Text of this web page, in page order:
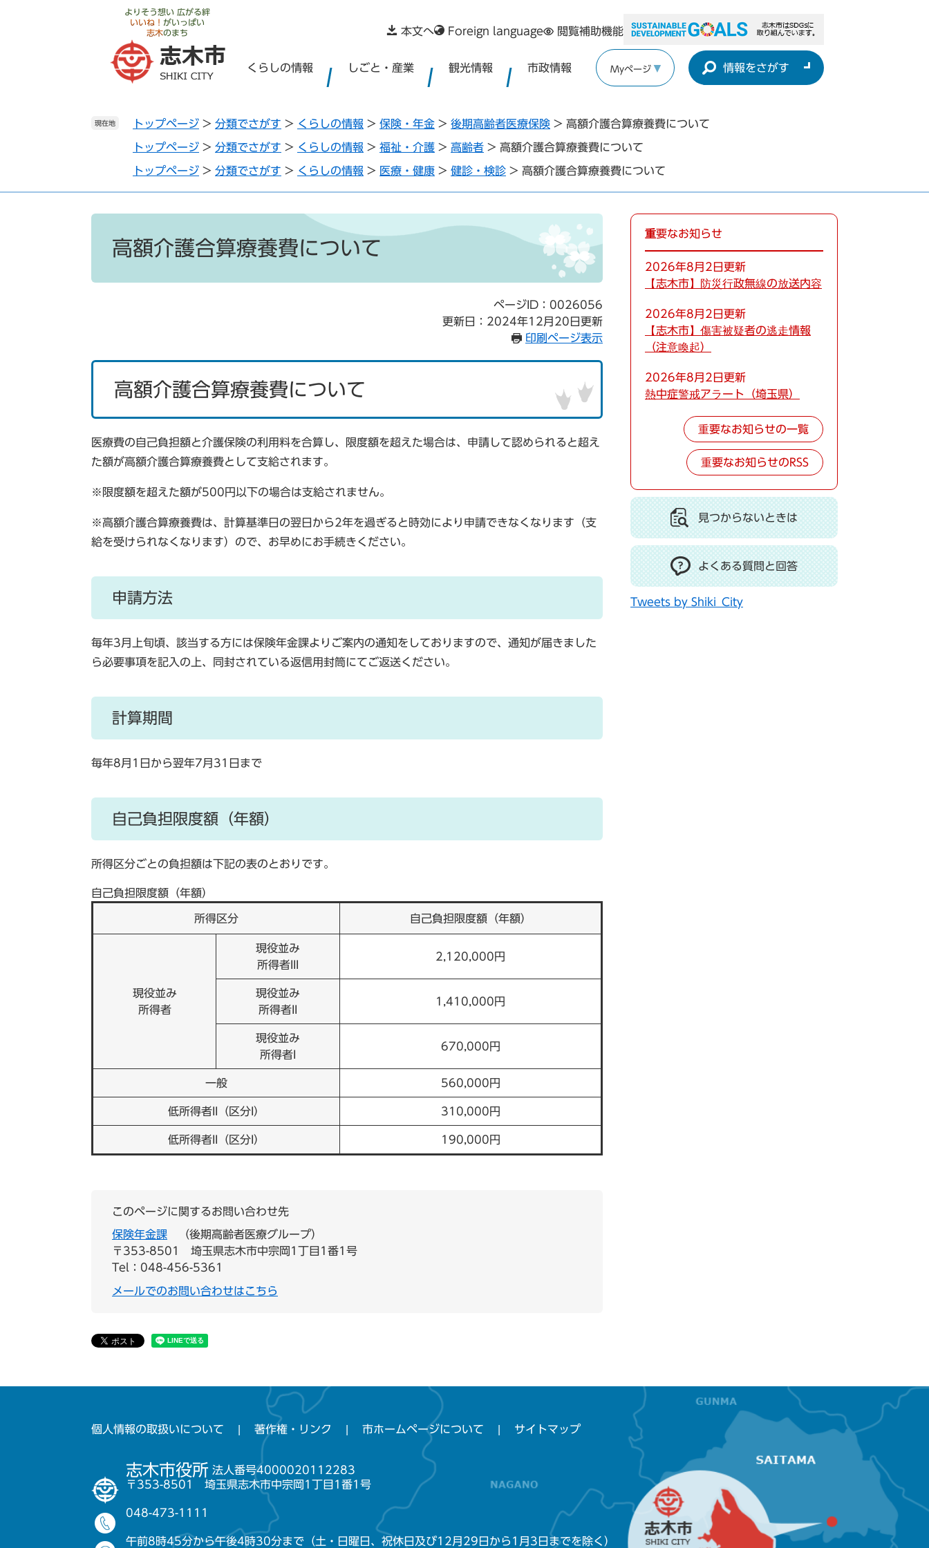
へ
よりそう想い 広がる絆
いいね！ がいっぱい
志木のまち 本文へ Foreign language 閲覧補助機能
くらしの情報 しごと・産業 観光情報 市政情報 Myページ 情報をさがす
現在地 トップページ > 分類でさがす > くらしの情報 > 保険・年金 > 後期高齢者医療保険 > 高額介護合算療養費について
トップページ > 分類でさがす > くらしの情報 > 福祉・介護 > 高齢者 > 高額介護合算療養費について
トップページ > 分類でさがす > くらしの情報 > 医療・健康 > 健診・検診 > 高額介護合算療養費について
高額介護合算療養費について
ページID：0026056
更新日：2024年12月20日更新
印刷ページ表示
高額介護合算療養費について
医療費の自己負担額と介護保険の利用料を合算し、限度額を超えた場合は、申請して認められると超え
た額が高額介護合算療養費として支給されます。
※限度額を超えた額が500円以下の場合は支給されません。
※高額介護合算療養費は、計算基準日の翌日から2年を過ぎると時効により申請できなくなります（支
給を受けられなくなります）ので、お早めにお手続きください。
申請方法
毎年3月上旬頃、該当する方には保険年金課よりご案内の通知をしておりますので、通知が届きました
ら必要事項を記入の上、同封されている返信用封筒にてご返送ください。
計算期間
毎年8月1日から翌年7月31日まで
自己負担限度額（年額）
所得区分ごとの負担額は下記の表のとおりです。
自己負担限度額（年額）
所得区分 自己負担限度額（年額）
現役並み
所得者
現役並み
所得者III
2,120,000円
現役並み
所得者II
1,410,000円
現役並み
所得者I
670,000円
一般 560,000円
低所得者II（区分I） 310,000円
低所得者II（区分I） 190,000円
このページに関するお問い合わせ先
保険年金課
後期高齢者医療グループ
〒353-8501
埼玉県志木市中宗岡1丁目1番1号
Tel：048-456-5361
メールでのお問い合わせはこちら
重要なお知らせ
2026年8月2日更新
【志木市】防災行政無線の放送内容
2026年8月2日更新
【志木市】傷害被疑者の逃走情報
（注意喚起）
2026年8月2日更新
熱中症警戒アラート（埼玉県）
重要なお知らせの一覧
重要なお知らせのRSS
見つからないときは
よくある質問と回答
Tweets by Shiki_City
個人情報の取扱いについて 著作権・リンク 市ホームページについて サイトマップ
志木市役所 法人番号4000020112283
〒353-8501 埼玉県志木市中宗岡1丁目1番1号
048-473-1111
午前8時45分から午後4時30分まで（土・日曜日、祝休日及び12月29日から1月3日までを除く）